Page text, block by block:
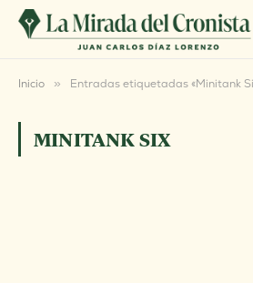
Inicio » Entradas etiquetadas «Minitank
MINITANK SIX